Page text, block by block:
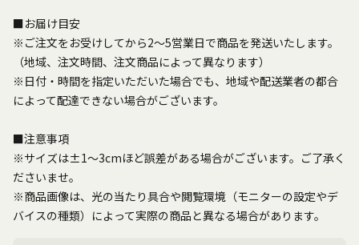
■お届け目安
※ご注文をお受けしてから2～5営業日で商品を発送いたします。
（地域、注文時間、注文商品によって異なります）
※日付・時間を指定いただいた場合でも、地域や配送業者の都合
によって配達できない場合がございます。
■注意事項
※サイズは±1～3cmほど誤差がある場合がございます。ご了承く
ださいませ。
※商品画像は、光の当たり具合や閲覧環境（モニターの設定やデ
バイスの種類）によって実際の商品と異なる場合があります。